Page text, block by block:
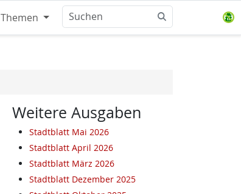
Themen
Weitere Ausgaben
Stadtblatt Mai 2026
Stadtblatt April 2026
Stadtblatt März 2026
Stadtblatt Dezember 2025